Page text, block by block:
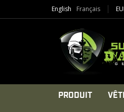
English Français
PRODUIT